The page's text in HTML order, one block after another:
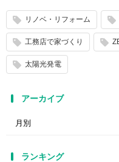
リノベ・リフォーム
工務店で家づくり
太陽光発電
アーカイブ
ランキング